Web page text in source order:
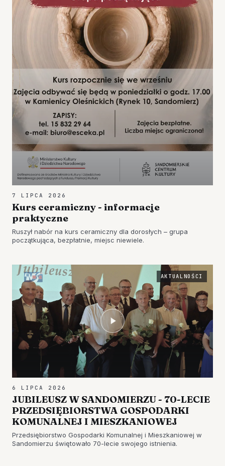
7 LIPCA 2026
Kurs ceramiczny - informacje
praktyczne
Ruszył nabór na kurs ceramiczny dla dorosłych – grupa
początkująca, bezpłatnie, miejsc niewiele.
AKTUALNOŚCI
6 LIPCA 2026
JUBILEUSZ W SANDOMIERZU - 70-LECIE
PRZEDSIĘBIORSTWA GOSPODARKI
KOMUNALNEJ I MIESZKANIOWEJ
Przedsiębiorstwo Gospodarki Komunalnej i Mieszkaniowej w
Sandomierzu świętowało 70-lecie swojego istnienia.